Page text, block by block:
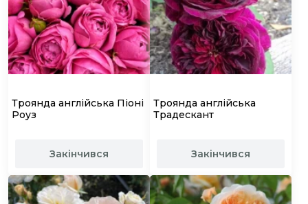
Троянда англійська Піоні
Роуз
Закінчився
Троянда англійська
Традескант
Закінчився